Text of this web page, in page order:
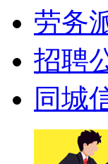
劳务
招聘
同城